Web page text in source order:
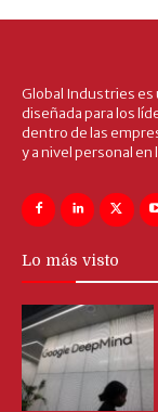
Global Industries
diseñada para los
dentro de las
y a nivel personal en
Lo más visto